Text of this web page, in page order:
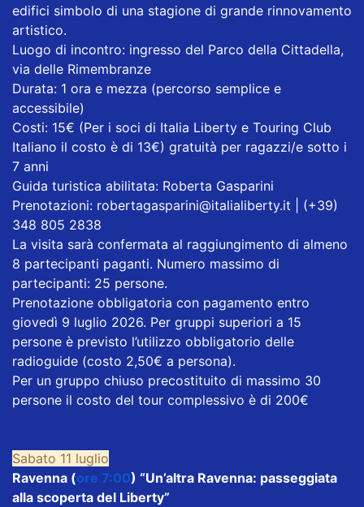
edifici simbolo di una stagione di grande rinnovamento
artistico.
Luogo di incontro: ingresso del Parco della Cittadella,
via delle Rimembranze
Durata: 1 ora e mezza (percorso semplice e
accessibile)
Costi: 15€ (Per i soci di Italia Liberty e Touring Club
Italiano il costo è di 13€) gratuità per ragazzi/e sotto i
7 anni
Guida turistica abilitata: Roberta Gasparini
Prenotazioni: robertagasparini@italialiberty.it | (+39)
348 805 2838
La visita sarà confermata al raggiungimento di almeno
8 partecipanti paganti. Numero massimo di
partecipanti: 25 persone.
Prenotazione obbligatoria con pagamento entro
giovedì 9 luglio 2026. Per gruppi superiori a 15
persone è previsto l’utilizzo obbligatorio delle
radioguide (costo 2,50€ a persona).
Per un gruppo chiuso precostituito di massimo 30
persone il costo del tour complessivo è di 200€
Sabato 11 luglio
Ravenna (ore 7:00) “Un’altra Ravenna: passeggiata
alla scoperta del Liberty”